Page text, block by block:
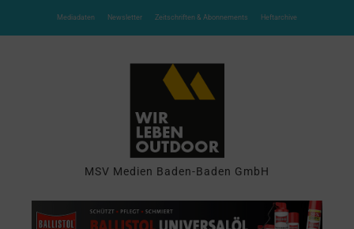
Mediadaten Newsletter Zeitschriften & Abonnements Heftarchive
MSV Medien Baden-Baden GmbH